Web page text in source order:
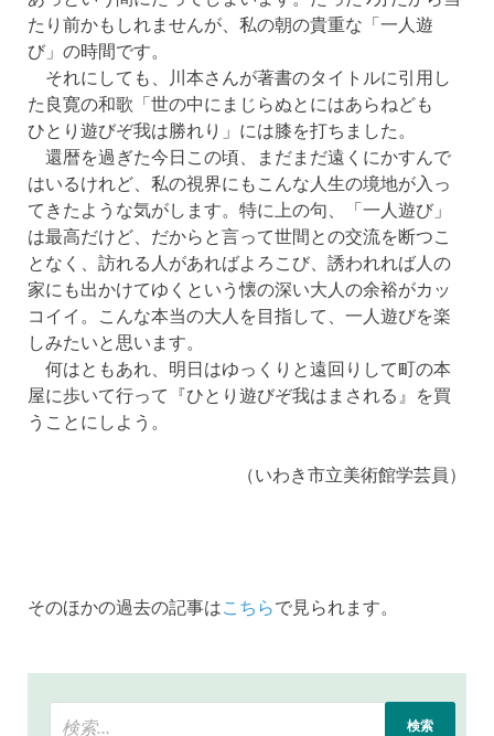
たり前かもしれませんが、私の朝の貴重な「一人遊
び」の時間です。
それにしても、川本さんが著書のタイトルに引用し
た良寛の和歌「世の中にまじらぬとにはあらねども
ひとり遊びぞ我は勝れり」には膝を打ちました。
還暦を過ぎた今日この頃、まだまだ遠くにかすんで
はいるけれど、私の視界にもこんな人生の境地が入っ
てきたような気がします。特に上の句、「一人遊び」
は最高だけど、だからと言って世間との交流を断つこ
となく、訪れる人があればよろこび、誘われれば人の
家にも出かけてゆくという懐の深い大人の余裕がカッ
コイイ。こんな本当の大人を目指して、一人遊びを楽
しみたいと思います。
何はともあれ、明日はゆっくりと遠回りして町の本
屋に歩いて行って『ひとり遊びぞ我はまされる』を買
うことにしよう。
（いわき市立美術館学芸員）
そのほかの過去の記事はこちらで見られます。